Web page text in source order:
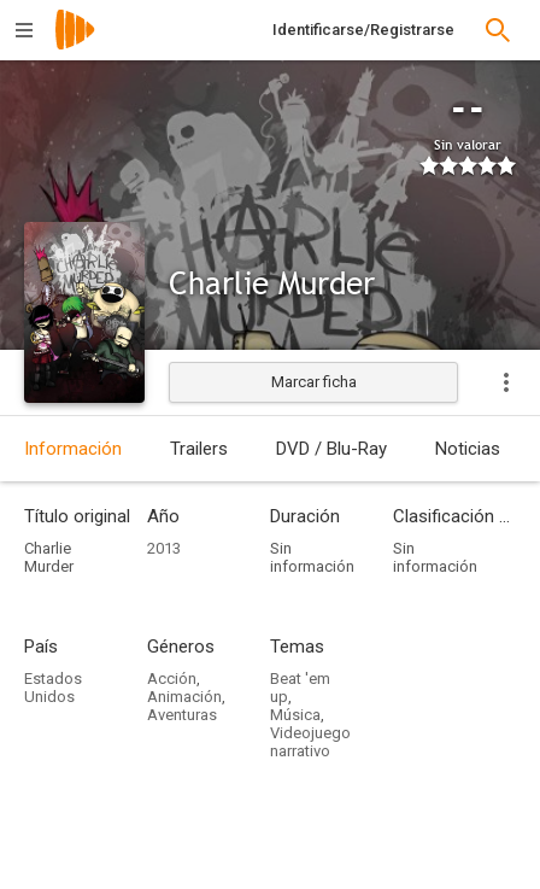
Identificarse/Registrarse
--
Sin valorar
Charlie Murder
Marcar ficha
Información Trailers DVD / Blu-Ray Noticias
Título original
Charlie
Murder
Año
2013
Duración
Sin
información
Clasificación por edades
Sin
información
País
Estados
Unidos
Géneros
Acción,
Animación,
Aventuras
Temas
Beat 'em
up,
Música,
Videojuego
narrativo